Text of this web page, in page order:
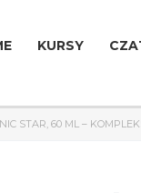
KURSY
STAR, 60 ML –